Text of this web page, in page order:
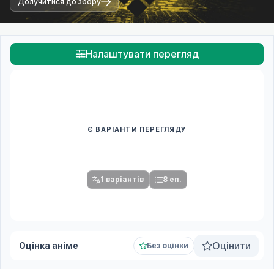
Налаштувати перегляд
Є ВАРІАНТИ ПЕРЕГЛЯДУ
1 варіантів 8 еп.
Оцінка аніме Без оцінки Оцінити